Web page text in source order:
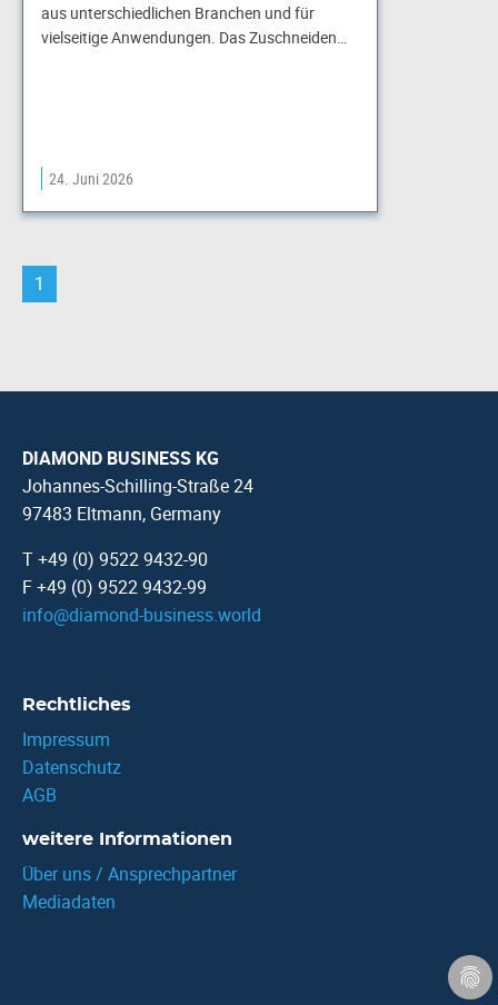
aus unterschiedlichen Branchen und für
vielseitige Anwendungen. Das Zuschneiden…
24. Juni 2026
1
DIAMOND BUSINESS KG
Johannes-Schilling-Straße 24
97483 Eltmann, Germany
T +49 (0) 9522 9432-90
F +49 (0) 9522 9432-99
info@diamond-business.world
Rechtliches
Impressum
Datenschutz
AGB
weitere Informationen
Über uns / Ansprechpartner
Mediadaten